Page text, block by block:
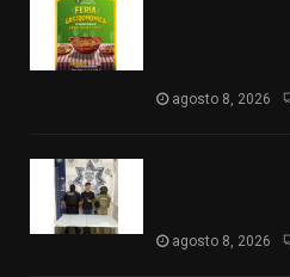
agosto 8, 2026
agosto 8, 2026